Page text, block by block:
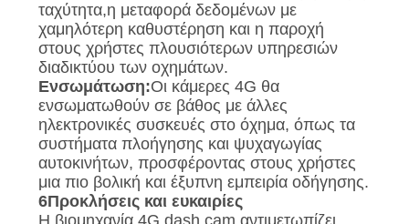
ταχύτητα,η μεταφορά δεδομένων με
χαμηλότερη καθυστέρηση και η παροχή
στους χρήστες πλουσιότερων υπηρεσιών
διαδικτύου των οχημάτων.
Ενσωμάτωση:Οι κάμερες 4G θα
ενσωματωθούν σε βάθος με άλλες
ηλεκτρονικές συσκευές στο όχημα, όπως τα
συστήματα πλοήγησης και ψυχαγωγίας
αυτοκινήτων, προσφέροντας στους χρήστες
μια πιο βολική και έξυπνη εμπειρία οδήγησης.
6Προκλήσεις και ευκαιρίες